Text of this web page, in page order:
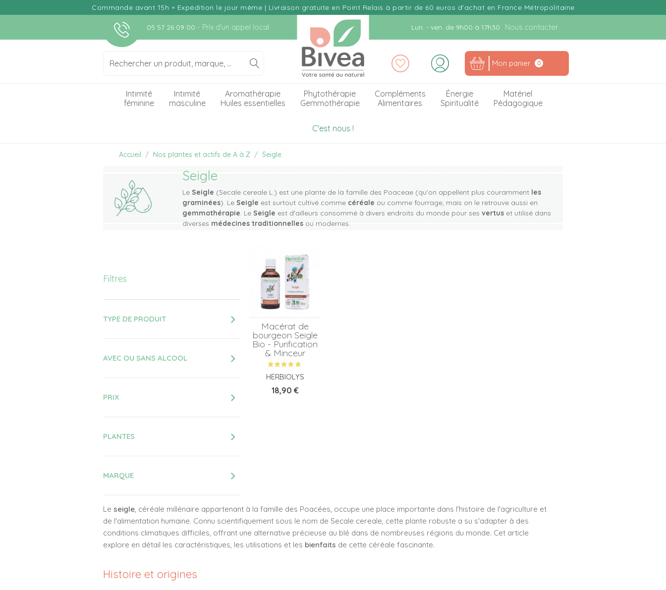
Commande avant 15h = Expédition le jour même | Livraison gratuite en Point Relais à partir de 60 euros d'achat en France Métropolitaine
05 57 26 09 00 - Prix d'un appel local Lun. - ven. de 9h00 à 17h30 Nous contacter
Mon panier 0
Intimité
féminine
Intimité
masculine
Aromathérapie
Huiles essentielles
Phytothérapie
Gemmothérapie
Compléments
Alimentaires
Énergie
Spiritualité
Matériel
Pédagogique
C'est nous !
Accueil Nos plantes et actifs de A à Z Seigle
Seigle
Le Seigle (Secale cereale L.) est une plante de la famille des Poaceae (qu'on appellent plus couramment les
graminées). Le Seigle est surtout cultivé comme céréale ou comme fourrage, mais on le retrouve aussi en
gemmothérapie . Le Seigle est d'ailleurs consommé à divers endroits du monde pour ses vertus et utilisé dans
diverses médecines traditionnelles ou modernes.
Filtres
TYPE DE PRODUIT chevron_right
AVEC OU SANS ALCOOL chevron_right
PRIX chevron_right
PLANTES chevron_right
MARQUE chevron_right
Macérat de
bourgeon Seigle
Bio - Purification
& Minceur
HERBIOLYS
Prix
18,90 €
Le seigle, céréale millénaire appartenant à la famille des Poacées, occupe une place importante dans l'histoire de l'agriculture et
de l'alimentation humaine. Connu scientifiquement sous le nom de Secale cereale, cette plante robuste a su s'adapter à des
conditions climatiques difficiles, offrant une alternative précieuse au blé dans de nombreuses régions du monde. Cet article
explore en détail les caractéristiques, les utilisations et les bienfaits de cette céréale fascinante.
Histoire et origines